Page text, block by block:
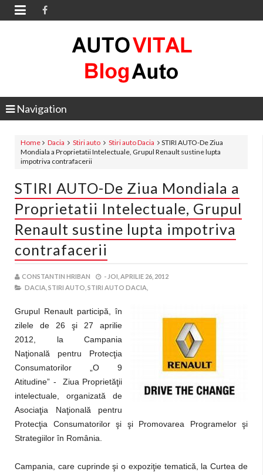

Navigation
Home Dacia Stiri auto Stiri auto Dacia
STIRI AUTO-De Ziua
Mondiala a Proprietatii Intelectuale, Grupul Renault sustine lupta
impotriva contrafacerii
STIRI AUTO-De Ziua Mondiala a
Proprietatii Intelectuale, Grupul
Renault sustine lupta impotriva
contrafacerii
CONSTANTIN HRIBAN - JOI, APRILIE 26, 2012
DACIA, STIRI AUTO, STIRI AUTO DACIA,
Grupul Renault participă, în
zilele de 26 şi 27 aprilie
2012, la Campania
Naţională pentru Protecţia
Consumatorilor „O 9
Atitudine” - Ziua Proprietăţii
intelectuale, organizată de
Asociaţia Naţională pentru
Protecţia Consumatorilor şi şi Promovarea Programelor şi
Strategiilor în România.
Campania, care cuprinde şi o expoziţie tematică, la Curtea de